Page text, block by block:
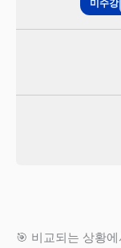
미수강
🎯 비교되는 상황